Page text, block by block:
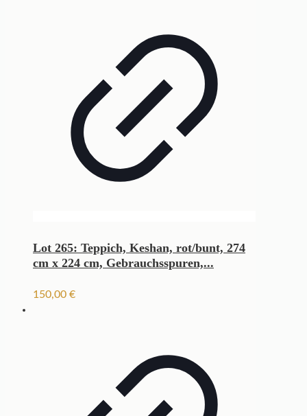
Lot 265: Teppich, Keshan, rot/bunt, 274
cm x 224 cm, Gebrauchsspuren,...
150,00 €